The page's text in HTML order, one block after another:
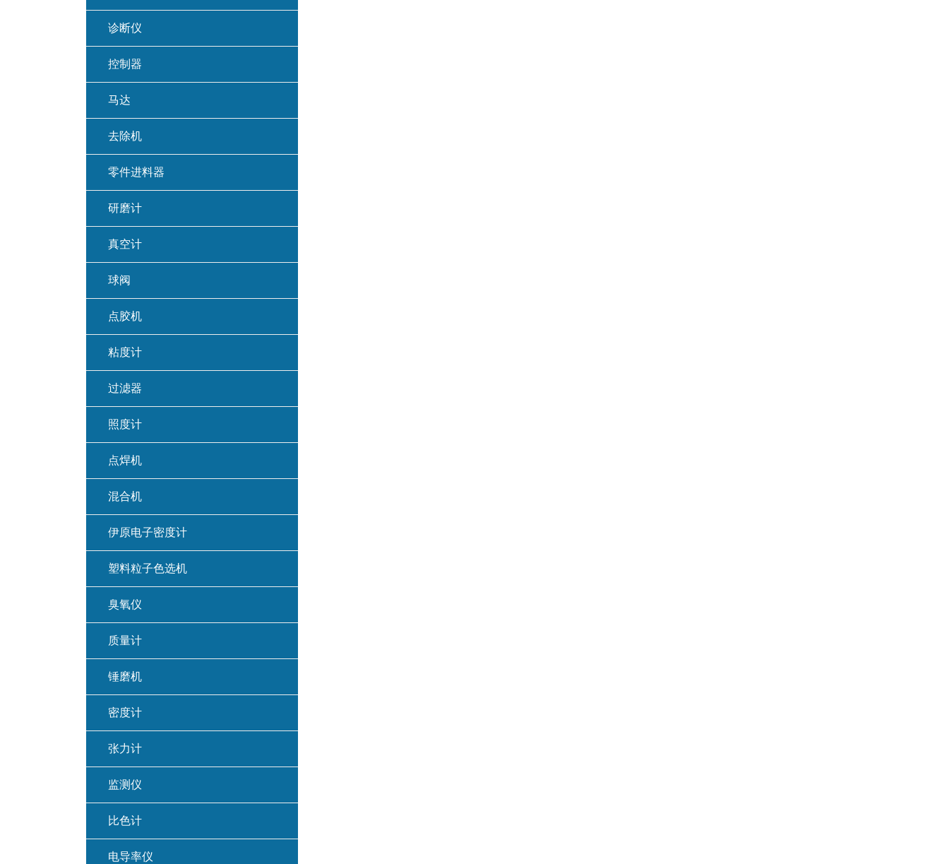
诊断仪
控制器
马达
去除机
零件进料器
研磨计
真空计
球阀
点胶机
粘度计
过滤器
照度计
点焊机
混合机
伊原电子密度计
塑料粒子色选机
臭氧仪
质量计
锤磨机
密度计
张力计
监测仪
比色计
电导率仪